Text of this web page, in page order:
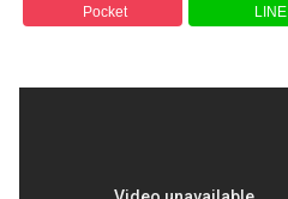
Pocket LINE